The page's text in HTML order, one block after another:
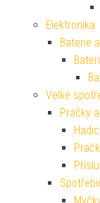
Elektronika
Baterie
Velké
Pračky